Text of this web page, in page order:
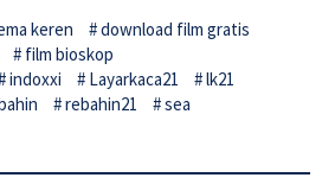
keren
download film gratis
film bioskop
indoxxi Layarkaca21
lk21
rebahin21
sea